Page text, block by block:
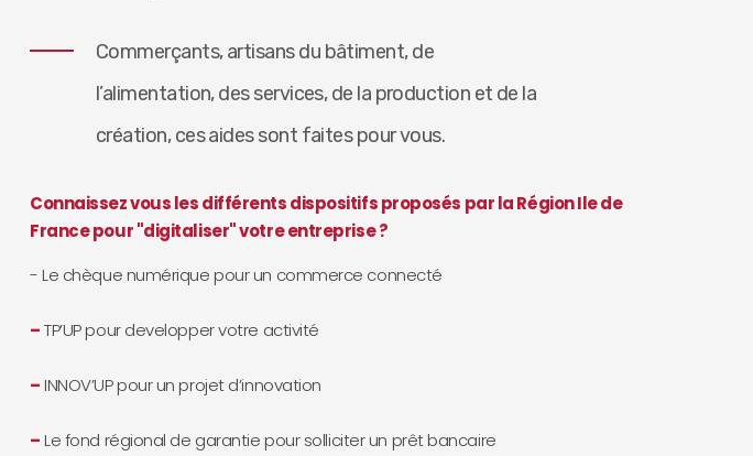
Commerçants, artisans du bâtiment, de
l’alimentation, des services, de la production et de la
création, ces aides sont faites pour vous.
Connaissez vous les différents dispositifs proposés par la Région Ile de
France pour "digitaliser" votre entreprise ?
- Le chèque numérique pour un commerce connecté
–TP’UP pour developper votre activité
– INNOV’UP pour un projet d’innovation
– Le fond régional de garantie pour solliciter un prêt bancaire